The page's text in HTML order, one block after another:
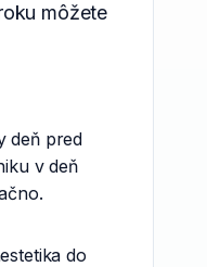
môžete
deň pred
v deň
do